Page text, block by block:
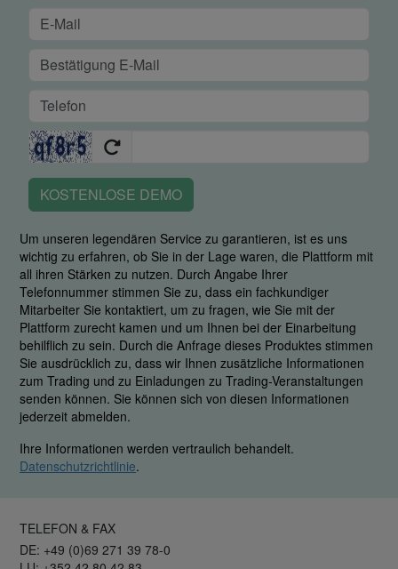
KOSTENLOSE DEMO
Um unseren legendären Service zu garantieren, ist es uns
wichtig zu erfahren, ob Sie in der Lage waren, die Plattform mit
all ihren Stärken zu nutzen. Durch Angabe Ihrer
Telefonnummer stimmen Sie zu, dass ein fachkundiger
Mitarbeiter Sie kontaktiert, um zu fragen, wie Sie mit der
Plattform zurecht kamen und um Ihnen bei der Einarbeitung
behilflich zu sein. Durch die Anfrage dieses Produktes stimmen
Sie ausdrücklich zu, dass wir Ihnen zusätzliche Informationen
zum Trading und zu Einladungen zu Trading-Veranstaltungen
senden können. Sie können sich von diesen Informationen
jederzeit abmelden.
Ihre Informationen werden vertraulich behandelt.
Datenschutzrichtlinie.
TELEFON & FAX
DE: +49 (0)69 271 39 78-0